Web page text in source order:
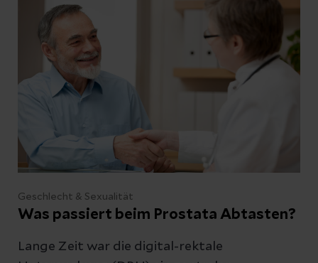
Geschlecht & Sexualität
Was passiert beim Prostata Abtasten?
Lange Zeit war die digital-rektale